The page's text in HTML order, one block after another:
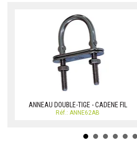
ANNEAU DOUBLE-TIGE - CADENE FIL
Réf.: ANNE62AB